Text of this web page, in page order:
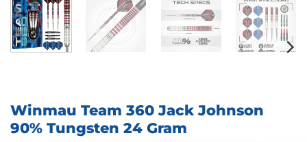
Winmau Team 360 Jack Johnson
90% Tungsten 24 Gram